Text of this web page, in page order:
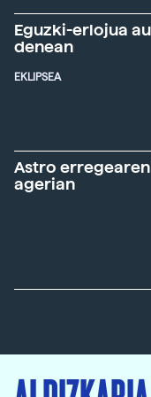
Eguzki-erlojua
denean
EKLIPSEA
Astro
agerian